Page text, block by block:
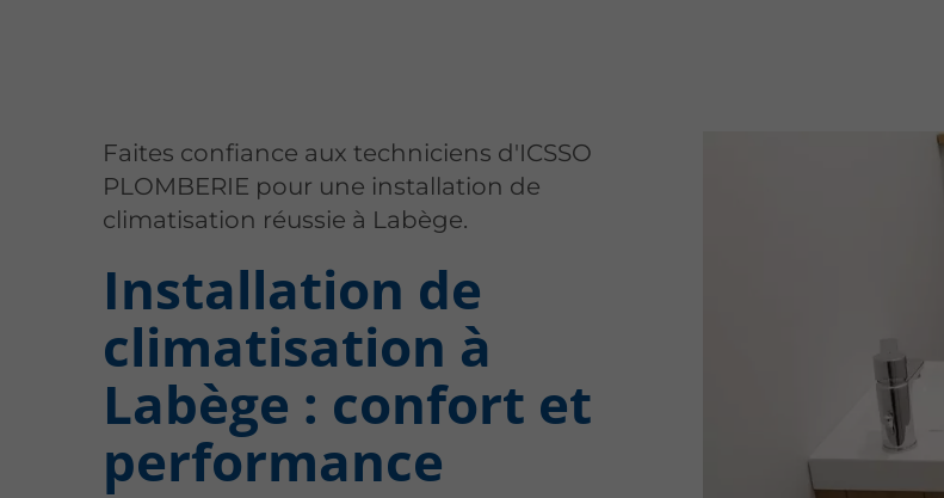
Faites confiance aux techniciens d'ICSSO
PLOMBERIE pour une installation de
climatisation réussie à Labège.
Installation de
climatisation à
Labège : confort et
performance